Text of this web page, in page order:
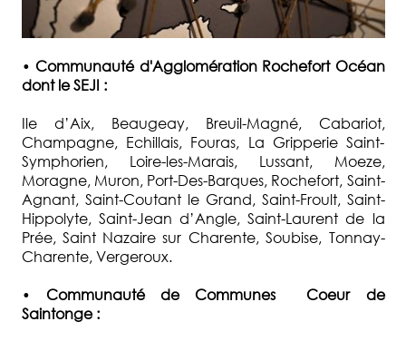
• Communauté d'Agglomération Rochefort Océan
dont le SEJI :
Ile d’Aix, Beaugeay, Breuil-Magné, Cabariot,
Champagne, Echillais, Fouras, La Gripperie Saint-
Symphorien, Loire-les-Marais, Lussant, Moeze,
Moragne, Muron, Port-Des-Barques, Rochefort, Saint-
Agnant, Saint-Coutant le Grand, Saint-Froult, Saint-
Hippolyte, Saint-Jean d’Angle, Saint-Laurent de la
Prée, Saint Nazaire sur Charente, Soubise, Tonnay-
Charente, Vergeroux.
• Communauté de Communes Coeur de
Saintonge :